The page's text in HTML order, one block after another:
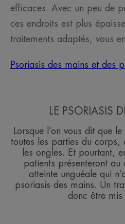
efficaces. Avec un peu de
ces endroits est plus
traitements adaptés, vous
Psoriasis des mains et des
LE PSORIASIS
Lorsque l’on vous dit que
toutes les parties du corps,
les ongles. Et pourtant,
patients présenteront au
atteinte unguéale qui
psoriasis des mains. Un
donc être mis